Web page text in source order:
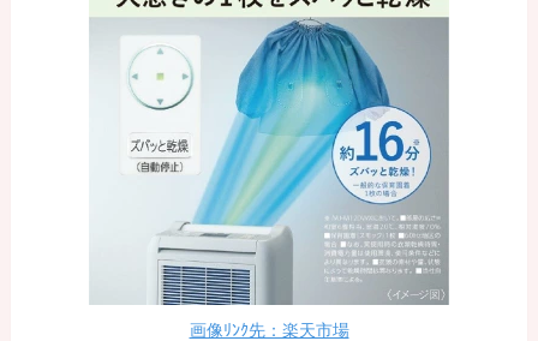
画像ﾘﾝｸ先：楽天市場